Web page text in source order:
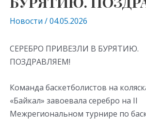
Новости /04.05.2026
СЕРЕБРО ПРИВЕЗЛИ В БУРЯТИЮ.
ПОЗДРАВЛЯЕМ!
Команда баскетболистов на
«Байкал» завоевала серебро на II
Межрегиональном турнире по